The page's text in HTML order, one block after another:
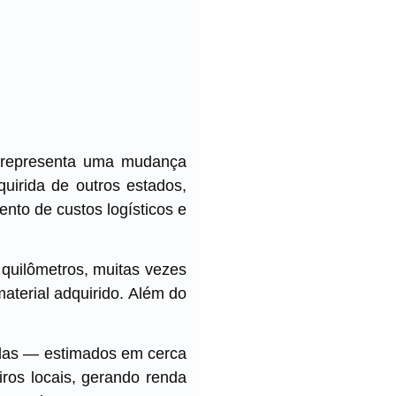
uma mudança
de outros estados,
de custos logísticos e
muitas vezes
adquirido. Além do
— estimados em cerca
locais, gerando renda